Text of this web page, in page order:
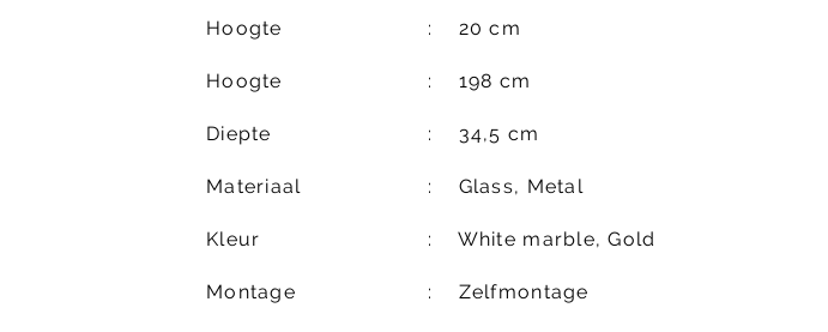
Hoogte 20 cm
Hoogte 198 cm
Diepte 34,5 cm
Materiaal Glass, Metal
Kleur White marble, Gold
Montage Zelfmontage